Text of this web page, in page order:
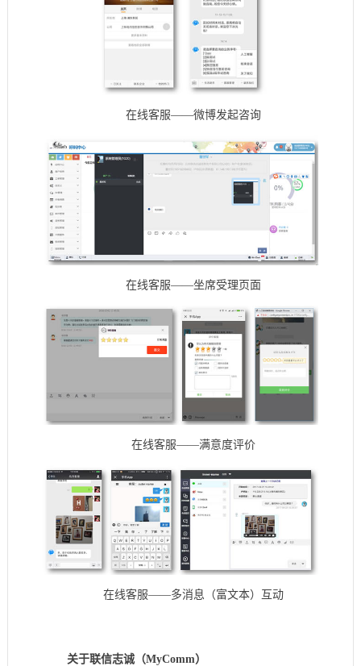
在线客服——微博发起咨询
在线客服——坐席受理页面
在线客服——满意度评价
在线客服——多消息（富文本）互动
关于联信志诚（MyComm）